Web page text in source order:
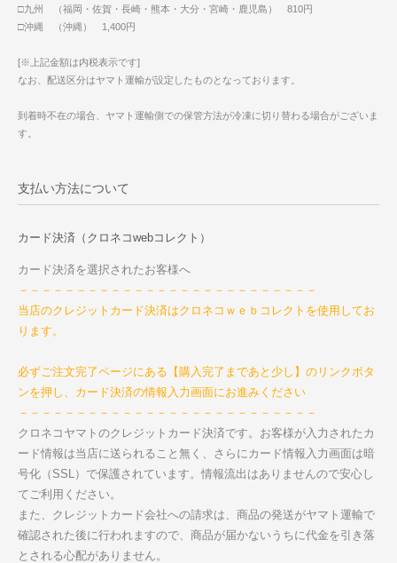
□九州 （福岡・佐賀・長崎・熊本・大分・宮崎・鹿児島） 810円
□沖縄 （沖縄） 1,400円
[※上記金額は内税表示です]
なお、配送区分はヤマト運輸が設定したものとなっております。
到着時不在の場合、ヤマト運輸側での保管方法が冷凍に切り替わる場合がございま
す。
支払い方法について
カード決済（クロネコwebコレクト）
カード決済を選択されたお客様へ
－－－－－－－－－－－－－－－－－－－－－－－－－－
当店のクレジットカード決済はクロネコｗｅｂコレクトを使用してお
ります。
必ずご注文完了ページにある【購入完了まであと少し】のリンクボタ
ンを押し、カード決済の情報入力画面にお進みください
－－－－－－－－－－－－－－－－－－－－－－－－－－
クロネコヤマトのクレジットカード決済です。お客様が入力されたカ
ード情報は当店に送られること無く、さらにカード情報入力画面は暗
号化（SSL）で保護されています。情報流出はありませんので安心し
てご利用ください。
また、クレジットカード会社への請求は、商品の発送がヤマト運輸で
確認された後に行われますので、商品が届かないうちに代金を引き落
とされる心配がありません。